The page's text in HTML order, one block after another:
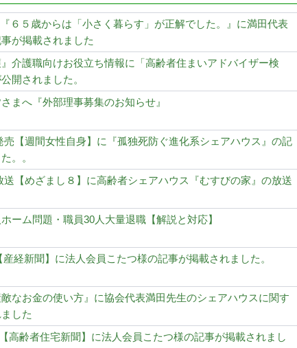
６５歳からは「小さく暮らす」が正解でした。』に満田代表
が掲載されました
』介護職向けお役立ち情報に「高齢者住まいアドバイザー検
開されました。
まへ『外部理事募集のお知らせ』
売【週間女性自身】に『孤独死防ぐ進化系シェアハウス』の記
。。
送【めざまし８】に高齢者シェアハウス『むすびの家』の放送
ーム問題・職員30人大量退職【解説と対応】
経新聞】に法人会員こたつ様の記事が掲載されました。
なお金の使い方』に協会代表満田先生のシェアハウスに関す
した
高齢者住宅新聞】に法人会員こたつ様の記事が掲載されまし